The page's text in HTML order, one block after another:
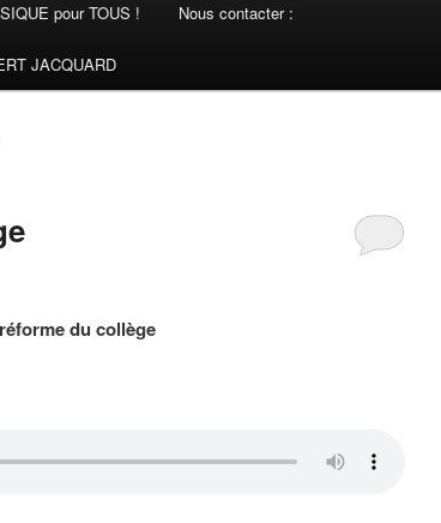
pour TOUS ! Nous contacter :
JACQUARD
du collège